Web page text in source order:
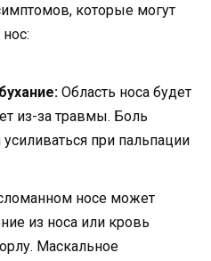
которые могут
Область носа будет
из-за травмы. Боль
при пальпации
носе может
из носа или кровь
Маскальное